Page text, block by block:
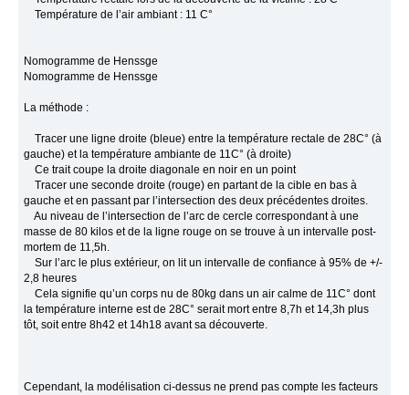
Température de l’air ambiant : 11 C°
Nomogramme de Henssge
Nomogramme de Henssge
La méthode :
Tracer une ligne droite (bleue) entre la température rectale de 28C° (à
gauche) et la température ambiante de 11C° (à droite)
Ce trait coupe la droite diagonale en noir en un point
Tracer une seconde droite (rouge) en partant de la cible en bas à
gauche et en passant par l’intersection des deux précédentes droites.
Au niveau de l’intersection de l’arc de cercle correspondant à une
masse de 80 kilos et de la ligne rouge on se trouve à un intervalle post-
mortem de 11,5h.
Sur l’arc le plus extérieur, on lit un intervalle de confiance à 95% de +/-
2,8 heures
Cela signifie qu’un corps nu de 80kg dans un air calme de 11C° dont
la température interne est de 28C° serait mort entre 8,7h et 14,3h plus
tôt, soit entre 8h42 et 14h18 avant sa découverte.
Cependant, la modélisation ci-dessus ne prend pas compte les facteurs